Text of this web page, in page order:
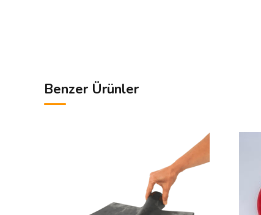
Benzer Ürünler